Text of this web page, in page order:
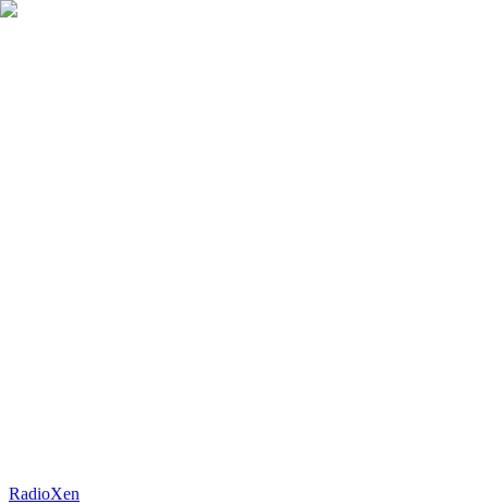
RadioXen